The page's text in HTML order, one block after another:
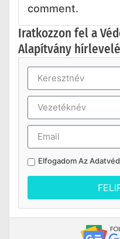
comment.
Iratkozzon fel a
Alapítvány
Elfogadom Az